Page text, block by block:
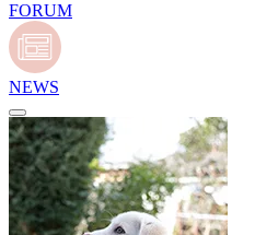
FORUM
NEWS